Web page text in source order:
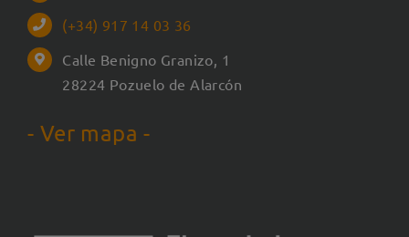
(+34) 917 14 03 36
Calle Benigno Granizo, 1
28224 Pozuelo de Alarcón
- Ver mapa -